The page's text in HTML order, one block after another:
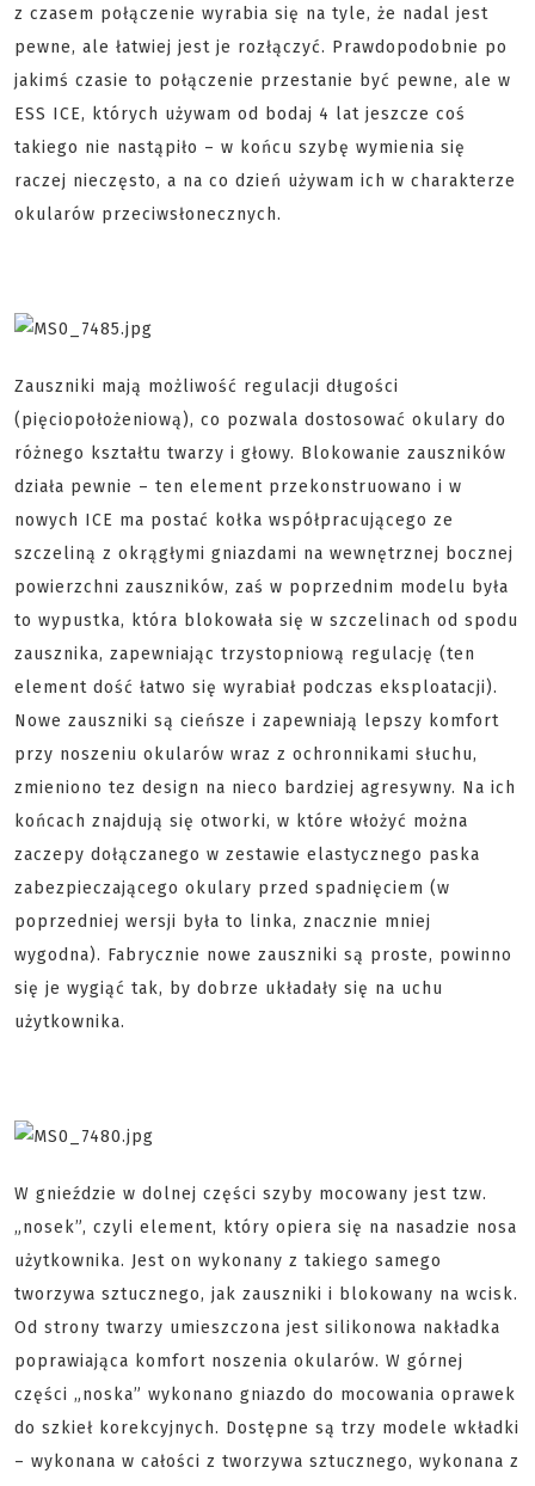
z czasem połączenie wyrabia się na tyle, że nadal jest
pewne, ale łatwiej jest je rozłączyć. Prawdopodobnie po
jakimś czasie to połączenie przestanie być pewne, ale w
ESS ICE, których używam od bodaj 4 lat jeszcze coś
takiego nie nastąpiło – w końcu szybę wymienia się
raczej nieczęsto, a na co dzień używam ich w charakterze
okularów przeciwsłonecznych.
Zauszniki mają możliwość regulacji długości
(pięciopołożeniową), co pozwala dostosować okulary do
różnego kształtu twarzy i głowy. Blokowanie zauszników
działa pewnie – ten element przekonstruowano i w
nowych ICE ma postać kołka współpracującego ze
szczeliną z okrągłymi gniazdami na wewnętrznej bocznej
powierzchni zauszników, zaś w poprzednim modelu była
to wypustka, która blokowała się w szczelinach od spodu
zausznika, zapewniając trzystopniową regulację (ten
element dość łatwo się wyrabiał podczas eksploatacji).
Nowe zauszniki są cieńsze i zapewniają lepszy komfort
przy noszeniu okularów wraz z ochronnikami słuchu,
zmieniono tez design na nieco bardziej agresywny. Na ich
końcach znajdują się otworki, w które włożyć można
zaczepy dołączanego w zestawie elastycznego paska
zabezpieczającego okulary przed spadnięciem (w
poprzedniej wersji była to linka, znacznie mniej
wygodna). Fabrycznie nowe zauszniki są proste, powinno
się je wygiąć tak, by dobrze układały się na uchu
użytkownika.
W gnieździe w dolnej części szyby mocowany jest tzw.
„nosek”, czyli element, który opiera się na nasadzie nosa
użytkownika. Jest on wykonany z takiego samego
tworzywa sztucznego, jak zauszniki i blokowany na wcisk.
Od strony twarzy umieszczona jest silikonowa nakładka
poprawiająca komfort noszenia okularów. W górnej
części „noska” wykonano gniazdo do mocowania oprawek
do szkieł korekcyjnych. Dostępne są trzy modele wkładki
– wykonana w całości z tworzywa sztucznego, wykonana z